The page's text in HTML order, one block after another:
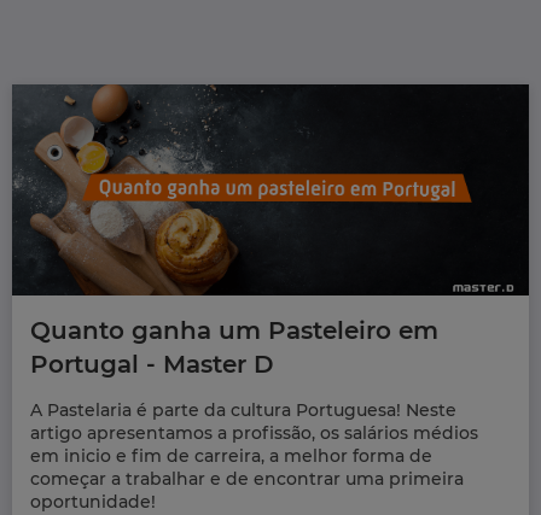
Quanto ganha um Pasteleiro em
Portugal - Master D
A Pastelaria é parte da cultura Portuguesa! Neste
artigo apresentamos a profissão, os salários médios
em inicio e fim de carreira, a melhor forma de
começar a trabalhar e de encontrar uma primeira
oportunidade!